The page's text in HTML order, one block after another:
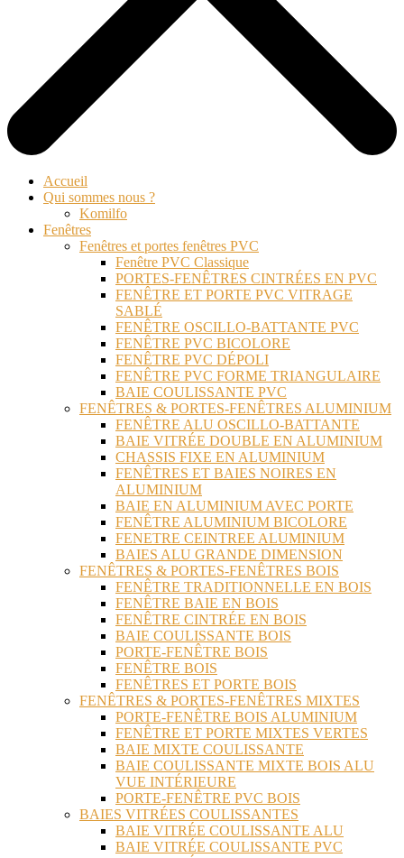
Accueil
Qui sommes nous ?
Komilfo
Fenêtres
Fenêtres et portes fenêtres PVC
Fenêtre PVC Classique
PORTES-FENÊTRES CINTRÉES EN PVC
FENÊTRE ET PORTE PVC VITRAGE
SABLÉ
FENÊTRE OSCILLO-BATTANTE PVC
FENÊTRE PVC BICOLORE
FENÊTRE PVC DÉPOLI
FENÊTRE PVC FORME TRIANGULAIRE
BAIE COULISSANTE PVC
FENÊTRES & PORTES-FENÊTRES ALUMINIUM
FENÊTRE ALU OSCILLO-BATTANTE
BAIE VITRÉE DOUBLE EN ALUMINIUM
CHASSIS FIXE EN ALUMINIUM
FENÊTRES ET BAIES NOIRES EN
ALUMINIUM
BAIE EN ALUMINIUM AVEC PORTE
FENÊTRE ALUMINIUM BICOLORE
FENETRE CEINTREE ALUMINIUM
BAIES ALU GRANDE DIMENSION
FENÊTRES & PORTES-FENÊTRES BOIS
FENÊTRE TRADITIONNELLE EN BOIS
FENÊTRE BAIE EN BOIS
FENÊTRE CINTRÉE EN BOIS
BAIE COULISSANTE BOIS
PORTE-FENÊTRE BOIS
FENÊTRE BOIS
FENÊTRES ET PORTE BOIS
FENÊTRES & PORTES-FENÊTRES MIXTES
PORTE-FENÊTRE BOIS ALUMINIUM
FENÊTRE ET PORTE MIXTES VERTES
BAIE MIXTE COULISSANTE
BAIE COULISSANTE MIXTE BOIS ALU
VUE INTÉRIEURE
PORTE-FENÊTRE PVC BOIS
BAIES VITRÉES COULISSANTES
BAIE VITRÉE COULISSANTE ALU
BAIE VITRÉE COULISSANTE PVC